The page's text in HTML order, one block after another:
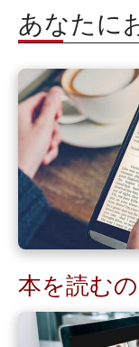
あなたに
本を読む